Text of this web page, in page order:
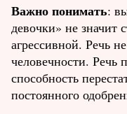
Важно понимать:
девочки» не значит
агрессивной. Речь
человечности. Речь
способность
постоянного